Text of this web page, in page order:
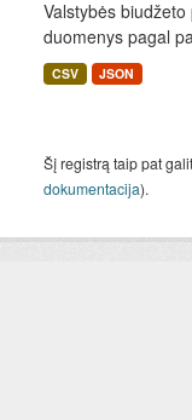
Valstybės
duomenys pagal
CSV JSON
Šį registrą taip pat
dokumentacija).